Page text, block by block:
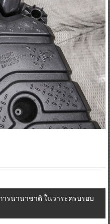
รนานาชาติ ในวาระครบรอบ